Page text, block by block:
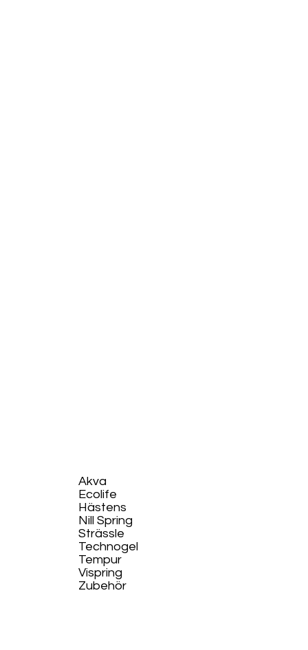
Akva
Ecolife​
Hästens
Nill Spring
Strässle
Technogel
Tempur
Vispring
Zubehör